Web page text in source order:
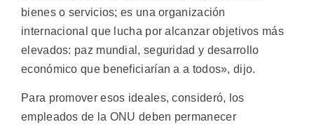
bienes o servicios; es una organización
internacional que lucha por alcanzar objetivos más
elevados: paz mundial, seguridad y desarrollo
económico que beneficiarían a a todos», dijo.
Para promover esos ideales, consideró, los
empleados de la ONU deben permanecer